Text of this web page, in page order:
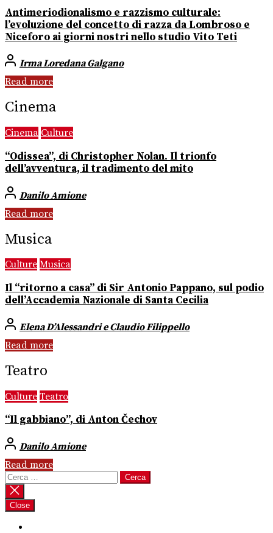
Antimeriodionalismo e razzismo culturale:
l’evoluzione del concetto di razza da Lombroso e
Niceforo ai giorni nostri nello studio Vito Teti
Irma Loredana Galgano
Read more
Cinema
Cinema Culture
“Odissea”, di Christopher Nolan. Il trionfo
dell’avventura, il tradimento del mito
Danilo Amione
Read more
Musica
Culture Musica
Il “ritorno a casa” di Sir Antonio Pappano, sul podio
dell’Accademia Nazionale di Santa Cecilia
Elena D’Alessandri e Claudio Filippello
Read more
Teatro
Culture Teatro
“Il gabbiano”, di Anton Čechov
Danilo Amione
Read more
Ricerca
per:
Close